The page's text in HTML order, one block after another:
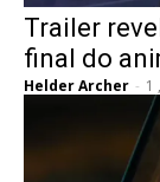
Trailer
final do
Helder Archer - 1